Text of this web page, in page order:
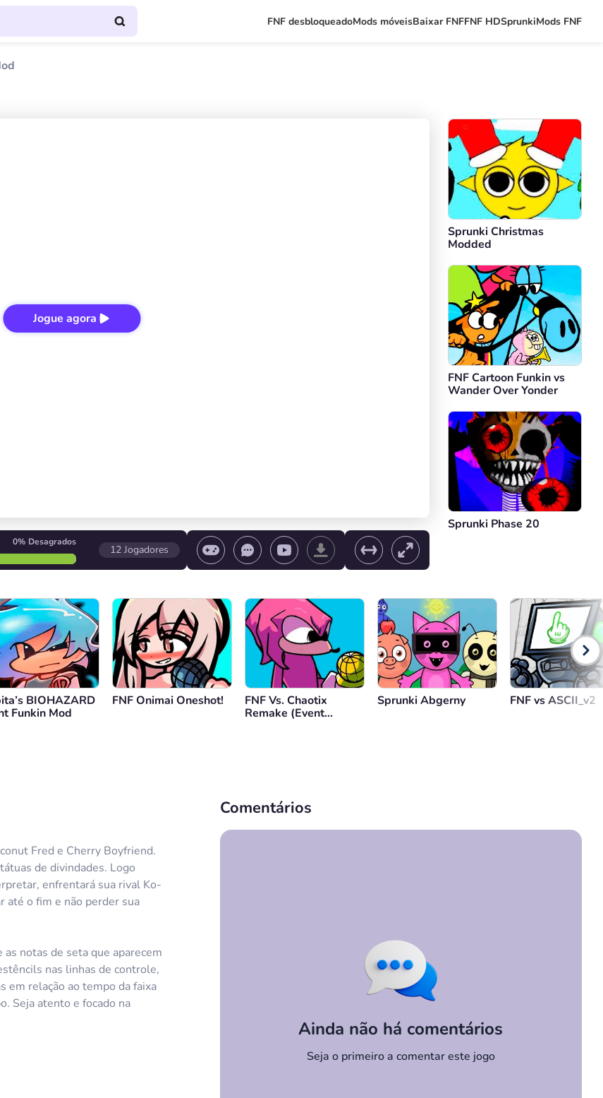
FNF desbloqueadoMods móveisBaixar FNFFNF HDSprunkiMods FNF
Jogue agora
0% Desagrados
12 Jogadores
/ Pare o jogo / Selecione um nível Controle de volume
Sprunki Christmas
Modded
FNF Cartoon Funkin vs
Wander Over Yonder
Sprunki Phase 20
BIOHAZARD
Funkin Mod
FNF Onimai Oneshot!
FNF Vs. Chaotix
Remake (Event
Sprunki Abgerny FNF vs ASCII_v2
Fred e Cherry Boyfriend.
de divindades. Logo
enfrentará sua rival Ko-
até o fim e não perder sua
notas de seta que aparecem
nas linhas de controle,
em relação ao tempo da faixa
Seja atento e focado na
Comentários
Ainda não há comentários
Seja o primeiro a comentar este jogo